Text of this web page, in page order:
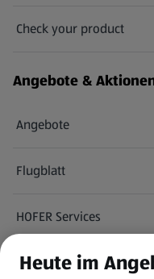
Check your product
(öffnet in einem neuen
Angebote &
Angebote
Flugblatt
HOFER Services
Newsletter
Heute im